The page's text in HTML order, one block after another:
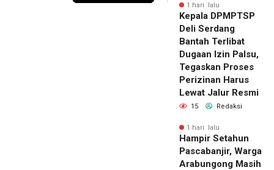
1 hari lalu
Kepala DPMPTSP
Deli Serdang
Bantah Terlibat
Dugaan Izin Palsu,
Tegaskan Proses
Perizinan Harus
Lewat Jalur Resmi
15 Redaksi
1 hari lalu
Hampir Setahun
Pascabanjir, Warga
Arabungong Masih